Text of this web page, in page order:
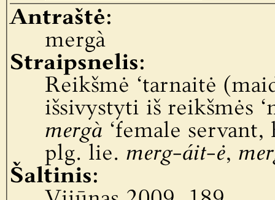
Antraštė:
mergà
Straipsnelis:
Reikšmė ‘tarnaitė
išsivystyti iš reikšmės
mergà ‘female
plg. lie. merg-áit-ė,
Šaltinis: